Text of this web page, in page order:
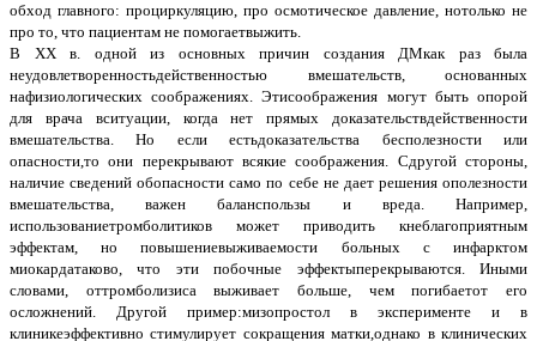
обход главного: проциркуляцию, про осмотическое давление, нотолько не
про то, что пациентам не помогаетвыжить.
В ХХ в. одной из основных причин создания ДМкак раз была
неудовлетворенностьдейственностью вмешательств, основанных
нафизиологических соображениях. Этисоображения могут быть опорой
для врача вситуации, когда нет прямых доказательствдейственности
вмешательства. Но если естьдоказательства бесполезности или
опасности,то они перекрывают всякие соображения. Сдругой стороны,
наличие сведений обопасности само по себе не дает решения ополезности
вмешательства, важен баланспользы и вреда. Например,
использованиетромболитиков может приводить кнеблагоприятным
эффектам, но повышениевыживаемости больных с инфарктом
миокардатаково, что эти побочные эффектыперекрываются. Иными
словами, оттромболизиса выживает больше, чем погибаетот его
осложнений. Другой пример:мизопростол в эксперименте и в
клиникеэффективно стимулирует сокращения матки,однако в клинических